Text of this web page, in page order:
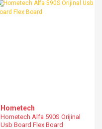
Hometech
Hometech Alfa 590S Orijinal
Usb Board Flex Board